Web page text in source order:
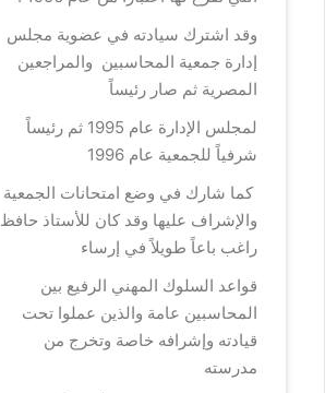
وقد اشترك سيادته في عضوية مجلس
إدارة جمعية المحاسبين والمراجعين
المصرية ثم صار رئيساً
لمجلس الإدارة عام 1995 ثم رئيساً
شرفياً للجمعية عام 1996
كما شارك في وضع امتحانات الجمعية
والإشراف عليها وقد كان للأستاذ حافظ
راغب باعاً طويلاً في إرساء
قواعد السلوك المهني الرفيع بين
المحاسبين عامة والذين عملوا تحت
قيادته وإشرافه خاصة وتخرج من
مدرسته